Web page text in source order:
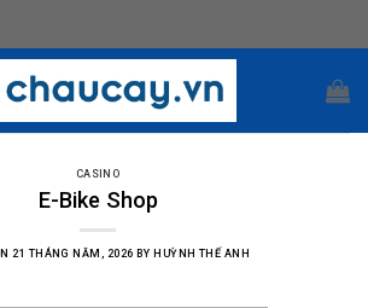
CASINO
E-Bike Shop
21 THÁNG NĂM, 2026 BY HUỲNH THẾ ANH